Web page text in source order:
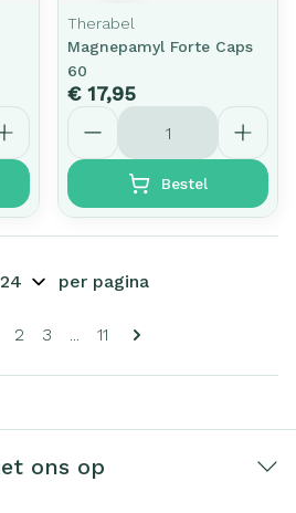
Therabel
Magnepamyl Forte Caps
60
€ 17,95
Aantal
Bestel
Pagina's
lees momenteel pagina
Pagina
2 Pagina
3 ... Pagina
11
per pagina
ons op